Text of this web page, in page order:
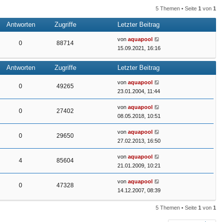
n n
5 Themen • Seite 1 von 1
Antworten Zugriffe Letzter Beitrag
0 88714
von aquapool
15.09.2021, 16:16
Antworten Zugriffe Letzter Beitrag
0 49265
von aquapool
23.01.2004, 11:44
0 27402
von aquapool
08.05.2018, 10:51
0 29650
von aquapool
27.02.2013, 16:50
4 85604
von aquapool
21.01.2009, 10:21
0 47328
von aquapool
14.12.2007, 08:39
5 Themen • Seite 1 von 1